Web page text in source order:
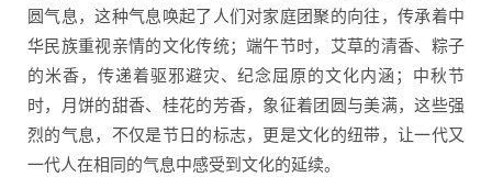
圆气息，这种气息唤起了人们对家庭团聚的向往，传承着中
华民族重视亲情的文化传统；端午节时，艾草的清香、粽子
的米香，传递着驱邪避灾、纪念屈原的文化内涵；中秋节
时，月饼的甜香、桂花的芳香，象征着团圆与美满，这些强
烈的气息，不仅是节日的标志，更是文化的纽带，让一代又
一代人在相同的气息中感受到文化的延续。